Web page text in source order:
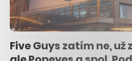
Five Guys zatím ne,